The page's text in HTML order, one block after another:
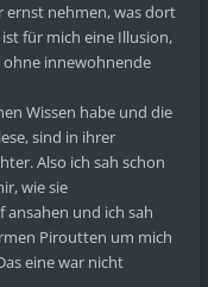
ernst nehmen, was dort
für mich eine Illusion,
ohne innewohnende
Wissen habe und die
sind in ihrer
Also ich sah schon
wie sie
und ich sah
Piroutten um mich
eine war nicht